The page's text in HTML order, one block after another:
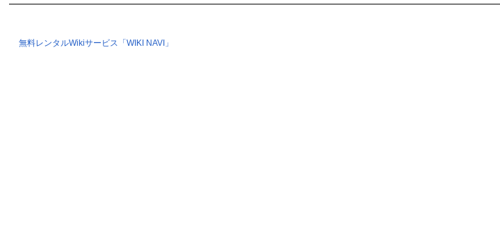
無料レンタルWikiサービス「WIKI NAVI」